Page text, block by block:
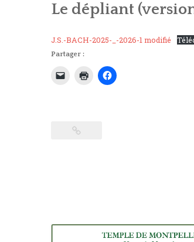
Le dépliant
J.S.-BACH-2025-_-2026-1 modifié
Partager :